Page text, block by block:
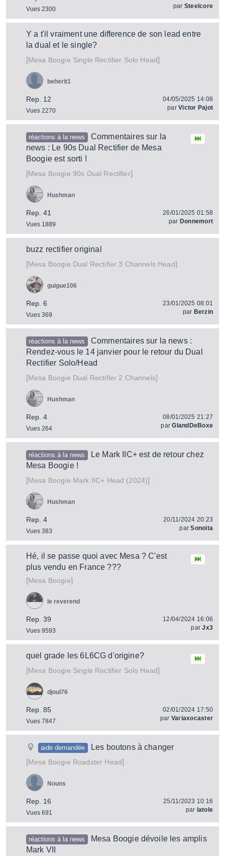
Vues 2300
par Steelcore
Y a t'il vraiment une difference de son lead entre
la dual et le single?
[Mesa Boogie Single Rectifier Solo Head]
Rep. 12
Vues 2270
beherit1
04/05/2025 14:08
parVictor Pajot
réactions à la news
Commentaires sur la
news : Le 90s Dual Rectifier de Mesa
Boogie est sorti !
[Mesa Boogie 90s Dual Rectifier]
Rep. 41
Vues 1889
Hushman
26/01/2025 01:58
par Donnemort
buzz rectifier original
[Mesa Boogie Dual Rectifier 3 Channels Head]
Rep. 6
Vues 369
guigue106
23/01/2025 08:01
par Berzin
réactions à la news
Commentaires sur la news :
Rendez-vous le 14 janvier pour le retour du Dual
Rectifier Solo/Head
[Mesa Boogie Dual Rectifier 2 Channels]
Rep. 4
Vues 264
Hushman
08/01/2025 21:27
parGlandDeBoxe
réactions à la news
Le Mark IIC+ est de retour chez
Mesa Boogie !
[Mesa Boogie Mark IIC+ Head (2024)]
Rep. 4
Vues 383
Hushman
20/11/2024 20:23
parSonoita
Hé, il se passe quoi avec Mesa ? C'est
plus vendu en France ???
[Mesa Boogie]
Rep. 39
Vues 9593
le reverend
12/04/2024 16:06
parJx3
quel grade les 6L6CG d'origine?
[Mesa Boogie Single Rectifier Solo Head]
Rep. 85
Vues 7847
djoul76
02/01/2024 17:50
par Variaxocaster
aide demandée
Les boutons à changer
[Mesa Boogie Roadster Head]
Rep. 16
Vues 691
Nouns
25/11/2023 10:16
par latole
réactions à la news
Mesa Boogie dévoile les amplis
Mark VII